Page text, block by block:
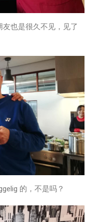
也是很久不见，见了
的，不是吗？